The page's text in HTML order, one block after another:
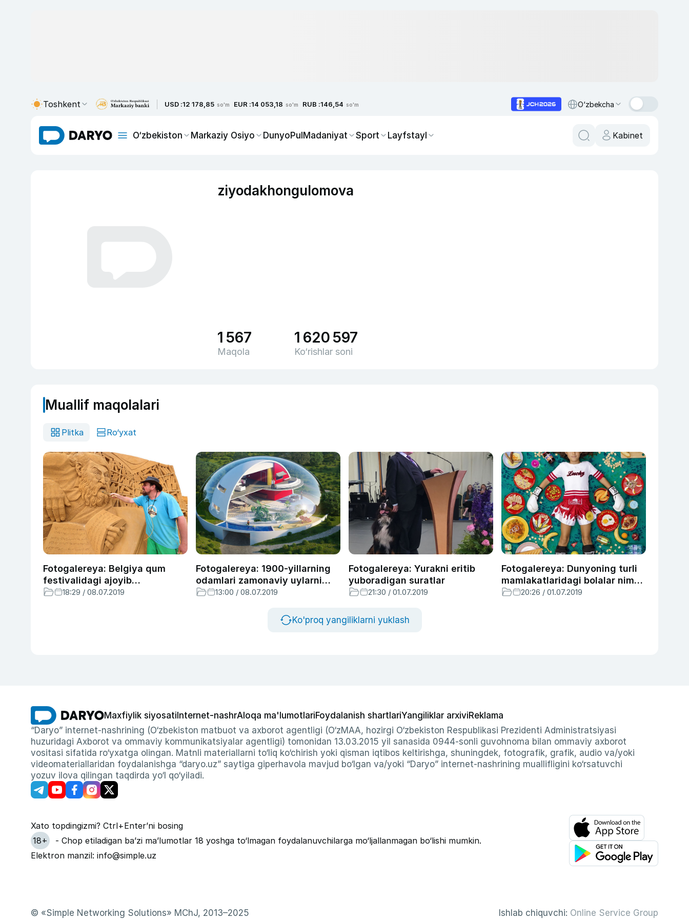
Toshkent USD :12 178,85 so'm EUR :14 053,18 so'm RUB :146,54 so'm O‘zbekcha
O‘zbekiston Markaziy Osiyo DunyoPulMadaniyat Sport Layfstayl Kabinet
ziyodakhongulomova
1 567
Maqola
1 620 597
Ko‘rishlar soni
Muallif maqolalari
Plitka Ro‘yxat
Fotogalereya: Belgiya qum
festivalidagi ajoyib
haykaltaroshlik namunalari
18:29 / 08.07.2019
Fotogalereya: 1900-yillarning
odamlari zamonaviy uylarni
qanday tasavvur qilgan?
13:00 / 08.07.2019
Fotogalereya: Yurakni eritib
yuboradigan suratlar
21:30 / 01.07.2019
Fotogalereya: Dunyoning turli
mamlakatlaridagi bolalar nima
bilan oziqlanadi?
20:26 / 01.07.2019
Ko'proq yangiliklarni yuklash
Maxfiylik siyosati Internet-nashrAloqa ma'lumotlariFoydalanish shartlariYangiliklar arxiviReklama
“Daryo” internet-nashrining (O‘zbekiston matbuot va axborot agentligi (O‘zMAA, hozirgi O‘zbekiston Respublikasi Prezidenti Administratsiyasi
huzuridagi Axborot va ommaviy kommunikatsiyalar agentligi) tomonidan 13.03.2015 yil sanasida 0944-sonli guvohnoma bilan ommaviy axborot
vositasi sifatida ro‘yxatga olingan. Matnli materiallarni to‘liq ko‘chirish yoki qisman iqtibos keltirishga, shuningdek, fotografik, grafik, audio va/yoki
videomateriallaridan foydalanishga “daryo.uz” saytiga giperhavola mavjud bo‘lgan va/yoki “Daryo” internet-nashrining muallifligini ko‘rsatuvchi
yozuv ilova qilingan taqdirda yo‘l qo‘yiladi.
Xato topdingizmi? Ctrl+Enter’ni bosing
18+
- Chop etiladigan ba’zi ma’lumotlar 18 yoshga to‘lmagan foydalanuvchilarga mo‘ljallanmagan bo‘lishi mumkin.
Elektron manzil: info@simple.uz
© «Simple Networking Solutions» MChJ, 2013–2025 Ishlab chiquvchi: Online Service Group